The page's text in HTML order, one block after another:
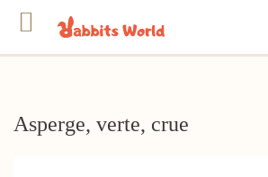
Asperge, verte, crue